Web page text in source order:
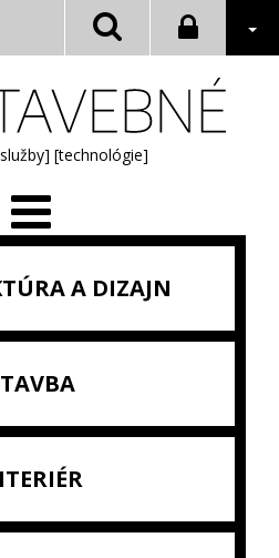
[technológie]
A DIZAJN